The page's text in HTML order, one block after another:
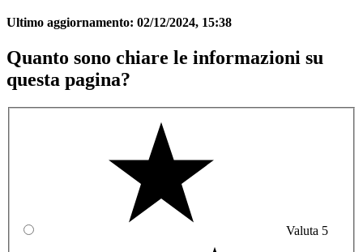
Ultimo aggiornamento: 02/12/2024, 15:38
Quanto sono chiare le informazioni su
questa pagina?
Valuta 5